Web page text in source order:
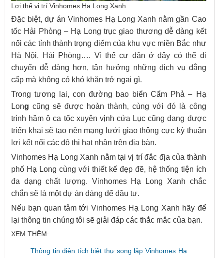
Lợi thế vị trí Vinhomes Hạ Long Xanh
Đặc biệt, dự án Vinhomes Hạ Long Xanh nằm gần Cao
tốc Hải Phòng – Hạ Long trục giao thương dễ dàng kết
nối các tỉnh thành trọng điểm của khu vực miền Bắc như
Hà Nội, Hải Phòng…. Vì thế cư dân ở đây có thể di
chuyển dễ dàng hơn, tận hưởng những dịch vụ đẳng
cấp mà không có khó khăn trở ngại gì.
Trong tương lai, con đường bao biển Cẩm Phả – Hạ
Long cũng sẽ được hoàn thành, cùng với đó là công
trình hầm ô ca tốc xuyên vịnh cửa Lục cũng đang được
triển khai sẽ tạo nên mạng lưới giao thông cực kỳ thuận
lợi kết nối các đô thị hạt nhân trên địa bàn.
Vinhomes Hạ Long Xanh nằm tại vị trí đắc địa của thành
phố Hạ Long cùng với thiết kế đẹp đẽ, hệ thống tiện ích
đa dạng chất lượng. Vinhomes Hạ Long Xanh chắc
chắn sẽ là một dự án đáng để đầu tư.
Nếu bạn quan tâm tới Vinhomes Hạ Long Xanh hãy để
lại thông tin chúng tôi sẽ giải đáp các thắc mắc của bạn.
XEM THÊM:
Thông tin diện tích biệt thự song lập Vinhomes Hạ